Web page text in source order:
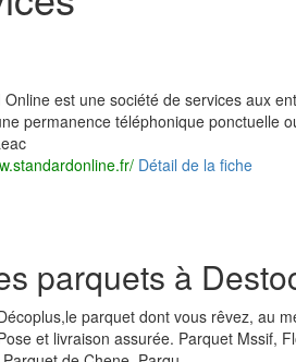
Online est une société de services aux
permanence téléphonique ponctuelle
Détail de la fiche
parquets à
parquet dont vous rêvez, au
et livraison assurée. Parquet Mssif,